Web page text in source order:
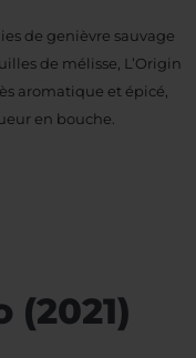
de genièvre sauvage
de mélisse, L’Origin
aromatique et épicé,
en bouche.
(2021)